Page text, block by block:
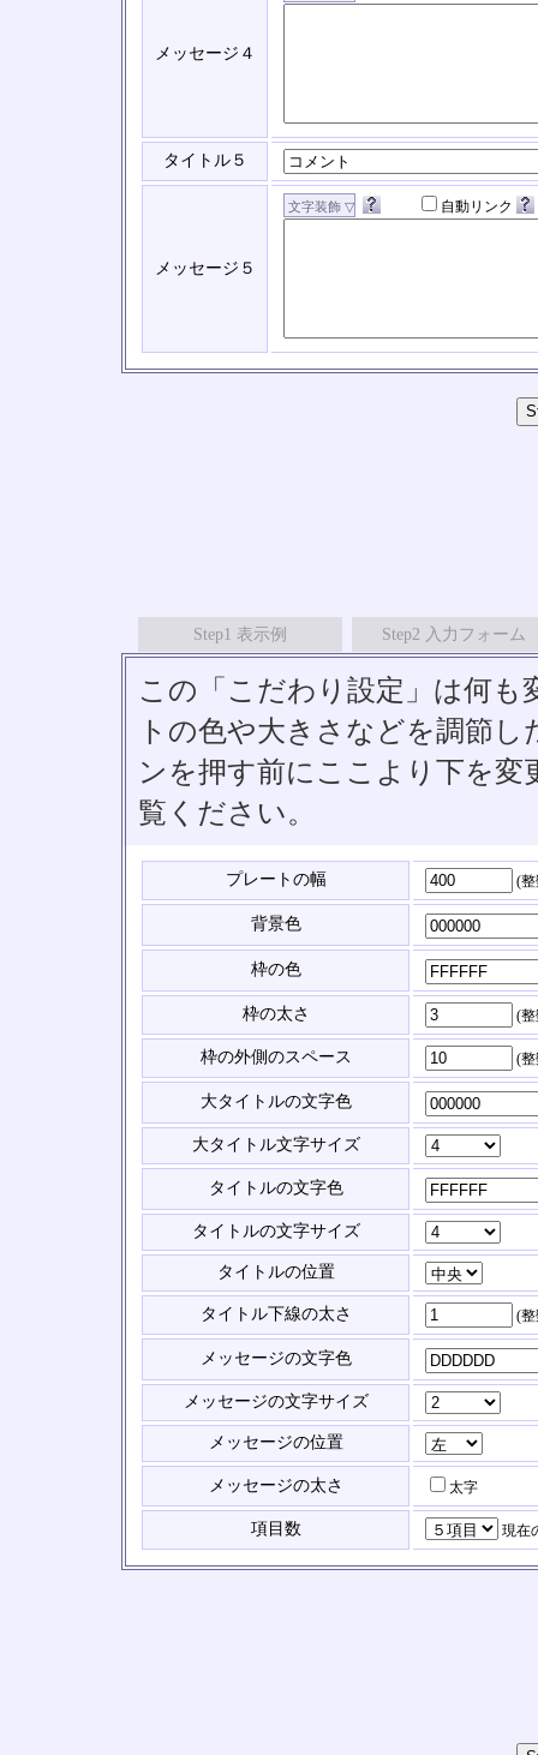
メッセージ４
タイトル５
メッセージ５
自動リンク
Step1 表示例 Step2 入力フォーム
この「こだわり設定」は何
トの色や大きさなどを調節
ンを押す前にここより下を
覧ください。
プレートの幅 (
背景色
枠の色
枠の太さ (
枠の外側のスペース (
大タイトルの文字色
大タイトル文字サイズ
タイトルの文字色
タイトルの文字サイズ
タイトルの位置
タイトル下線の太さ (
メッセージの文字色
メッセージの文字サイズ
メッセージの位置
メッセージの太さ 太字
項目数 現在